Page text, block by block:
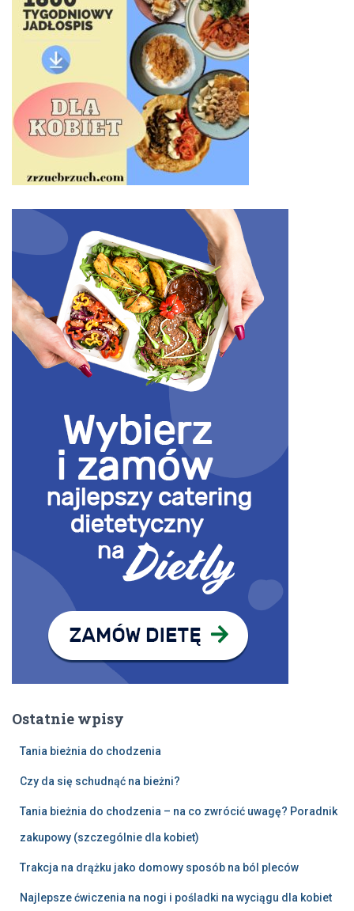
Ostatnie wpisy
Tania bieżnia do chodzenia
Czy da się schudnąć na bieżni?
Tania bieżnia do chodzenia – na co zwrócić uwagę? Poradnik
zakupowy (szczególnie dla kobiet)
Trakcja na drążku jako domowy sposób na ból pleców
Najlepsze ćwiczenia na nogi i pośladki na wyciągu dla kobiet